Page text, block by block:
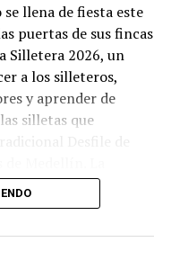
llena de fiesta este
puertas de sus fincas
Silletera 2026, un
a los silleteros,
y aprender de
silletas que
música y otras
abiertas al